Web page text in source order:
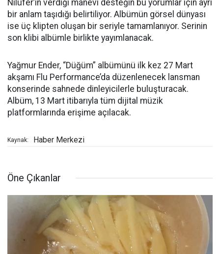
Nilüfer’in verdiği manevi desteğin bu yorumlar için ayrı
bir anlam taşıdığı belirtiliyor. Albümün görsel dünyası
ise üç klipten oluşan bir seriyle tamamlanıyor. Serinin
son klibi albümle birlikte yayımlanacak.
Yağmur Ender, “Düğüm” albümünü ilk kez 27 Mart
akşamı Flu Performance’da düzenlenecek lansman
konserinde sahnede dinleyicilerle buluşturacak.
Albüm, 13 Mart itibarıyla tüm dijital müzik
platformlarında erişime açılacak.
Kaynak: Haber Merkezi
Öne Çıkanlar